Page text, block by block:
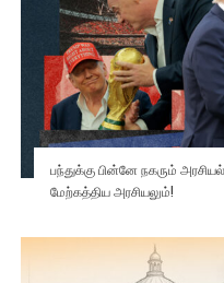
பந்துக்கு பின்னே நகரும்
மேற்கத்திய அரசியலும்!